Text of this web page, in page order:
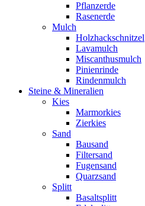
Pflanzerde
Rasenerde
Mulch
Holzhackschnitzel
Lavamulch
Miscanthusmulch
Pinienrinde
Rindenmulch
Steine & Mineralien
Kies
Marmorkies
Zierkies
Sand
Bausand
Filtersand
Fugensand
Quarzsand
Splitt
Basaltsplitt